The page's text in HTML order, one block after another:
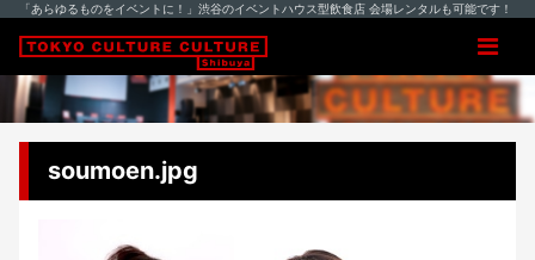
「あらゆるものをイベントに！」渋谷のイベントハウス型飲食店 会場レンタルも可能です！
soumoen.jpg